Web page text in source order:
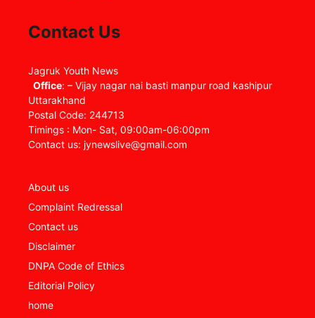
Contact Us
Jagruk Youth News
Office: – Vijay nagar nai basti manpur road kashipur
Uttarakhand
Postal Code: 244713
Timings : Mon- Sat, 09:00am-06:00pm
Contact us: jynewslive@gmail.com
About us
Complaint Redressal
Contact us
Disclaimer
DNPA Code of Ethics
Editorial Policy
home